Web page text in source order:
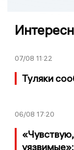
07/08 11:22
Туляки
06/08 17:20